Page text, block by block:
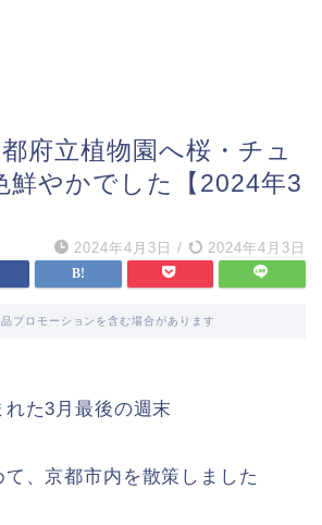
府立植物園へ桜・チュ
鮮やかでした【2024年3
2024年4月3日 / 2024年4月3日
プロモーションを含む場合があります
た3月最後の週末
、京都市内を散策しました